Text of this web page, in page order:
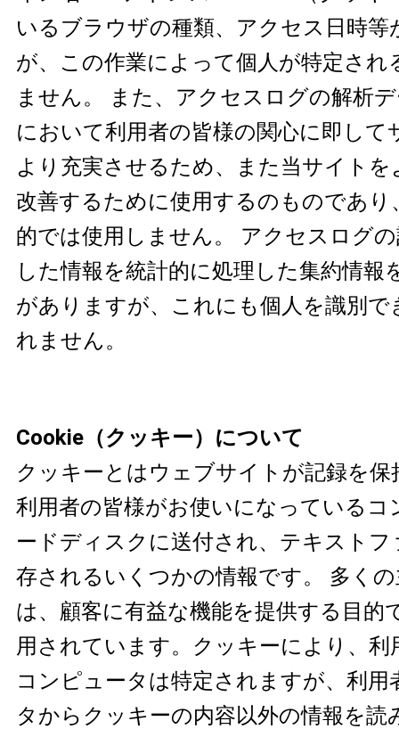
いるブラウザの種類、アクセス日時等
が、この作業によって個人が特定され
ません。 また、アクセスログの解析
において利用者の皆様の関心に即して
より充実させるため、また当サイト
改善するために使用するのものであり
的では使用しません。 アクセスログ
した情報を統計的に処理した集約情報
がありますが、これにも個人を識別で
れません。
Cookie（クッキー）について
クッキーとはウェブサイトが記録を保
利用者の皆様がお使いになっているコ
ードディスクに送付され、テキスト
存されるいくつかの情報です。 多く
は、顧客に有益な機能を提供する目的
用されています。クッキーにより、利
コンピュータは特定されますが、利用
タからクッキーの内容以外の情報を読